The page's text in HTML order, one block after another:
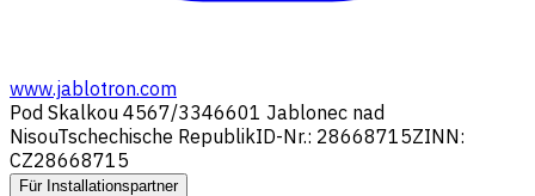
www.jablotron.com
Pod Skalkou 4567/3346601 Jablonec nad
NisouTschechische RepublikID-Nr.: 28668715ZINN:
CZ28668715
Für Installationspartner